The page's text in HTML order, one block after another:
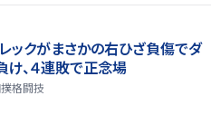
レックがまさかの右ひざ負傷でダ
け、４連敗で正念場
格闘技